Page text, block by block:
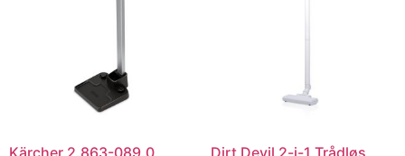
Kärcher 2.863-089.0
Dirt Devil 2-i-1 Trådløs